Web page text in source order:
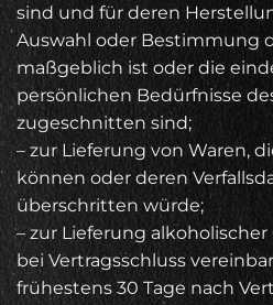
sind und für deren
Auswahl oder Bestimmung
maßgeblich ist oder die
persönlichen Bedürfnisse
zugeschnitten sind;
– zur Lieferung von Waren,
können oder deren
überschritten würde;
– zur Lieferung
bei Vertragsschluss
frühestens 30 Tage nach